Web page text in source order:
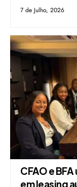
7 de Julho, 2026
CFAO e
em leasing